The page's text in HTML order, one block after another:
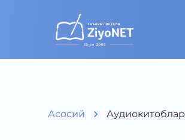
Асосий Аудиокитоблар